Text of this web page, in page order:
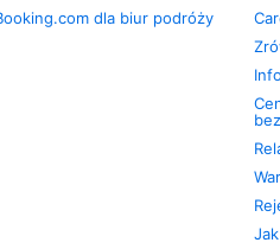
dla biur podróży